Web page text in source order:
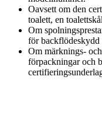
Oavsett om den
toalett, en
Om
för backflödeskydd
Om märknings-
förpackningar och